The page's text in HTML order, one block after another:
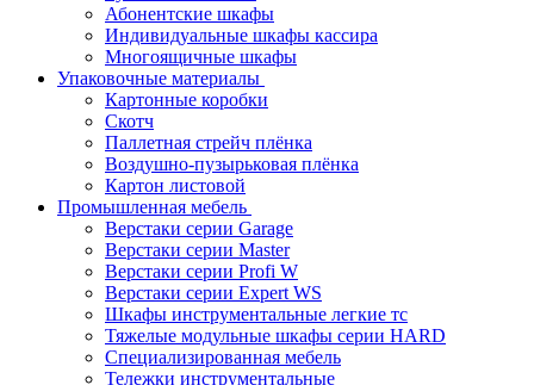
Абонентские шкафы
Индивидуальные шкафы кассира
Многоящичные шкафы
Упаковочные материалы
Картонные коробки
Скотч
Паллетная стрейч плёнка
Воздушно-пузырьковая плёнка
Картон листовой
Промышленная мебель
Верстаки серии Garage
Верстаки серии Master
Верстаки серии Profi W
Верстаки серии Expert WS
Шкафы инструментальные легкие тс
Тяжелые модульные шкафы серии HARD
Cпециализированная мебель
Тележки инструментальные